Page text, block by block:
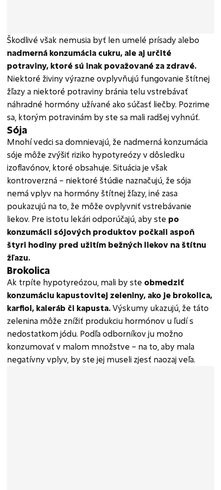
Škodlivé však nemusia byť len umelé prísady alebo
nadmerná konzumácia cukru, ale aj určité
potraviny, ktoré sú inak považované za zdravé.
Niektoré živiny výrazne ovplyvňujú fungovanie štítnej
žľazy a niektoré potraviny bránia telu vstrebávať
náhradné hormóny užívané ako súčasť liečby. Pozrime
sa, ktorým potravinám by ste sa mali radšej vyhnúť.
Sója
Mnohí vedci sa domnievajú, že nadmerná konzumácia
sóje môže zvýšiť riziko hypotyreózy v dôsledku
izoflavónov, ktoré obsahuje. Situácia je však
kontroverzná – niektoré štúdie naznačujú, že sója
nemá vplyv na hormóny štítnej žľazy, iné zasa
poukazujú na to, že môže ovplyvniť vstrebávanie
liekov. Pre istotu lekári odporúčajú, aby ste po
konzumácii sójových produktov počkali aspoň
štyri hodiny pred užitím bežných liekov na štítnu
žľazu.
Brokolica
Ak trpíte hypotyreózou, mali by ste obmedziť
konzumáciu kapustovitej zeleniny, ako je brokolica,
karfiol, kaleráb či kapusta.Výskumy ukazujú, že táto
zelenina môže znížiť produkciu hormónov u ľudí s
nedostatkom jódu. Podľa odborníkov ju možno
konzumovať v malom množstve – na to, aby mala
negatívny vplyv, by ste jej museli zjesť naozaj veľa.